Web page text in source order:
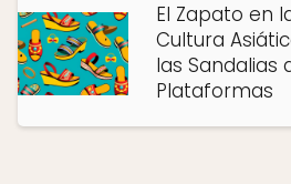
El Zapato en
Cultura
las Sandalias
Plataformas